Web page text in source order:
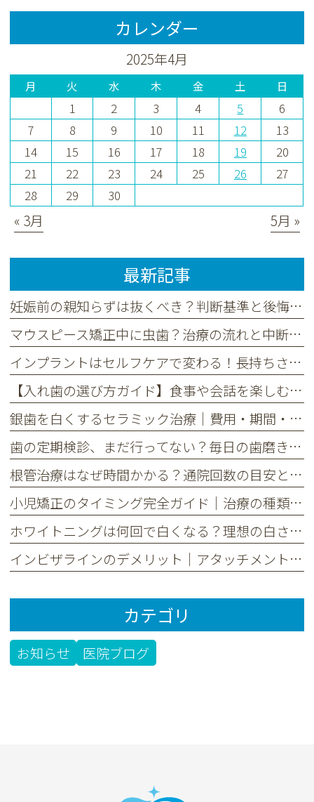
カレンダー
2025年4月
月 火 水 木 金 土 日
1 2 3 4 5
6
7
8 9 10 11 12
13
14
15 16 17 18 19
20
21
22 23 24 25 26
27
28
29 30
« 3月 5月 »
最新記事
妊娠前の親知らずは抜くべき？判断基準と後悔しないタイミングを解説
マウスピース矯正中に虫歯？治療の流れと中断リスク、予防法を解説
インプラントはセルフケアで変わる！長持ちさせる毎日の習慣と定期検診
【入れ歯の選び方ガイド】食事や会話を楽しむためのポイントとは
銀歯を白くするセラミック治療｜費用・期間・長持ちさせる秘訣
歯の定期検診、まだ行ってない？毎日の歯磨きだけでは不十分な理由
根管治療はなぜ時間かかる？通院回数の目安と治療期間を解説
小児矯正のタイミング完全ガイド｜治療の種類と選び方を分かりやすく
ホワイトニングは何回で白くなる？理想の白さまでの回数と期間を解説
インビザラインのデメリット｜アタッチメントは実は目立つ？後悔しないための全知識
カテゴリ
お知らせ 医院ブログ